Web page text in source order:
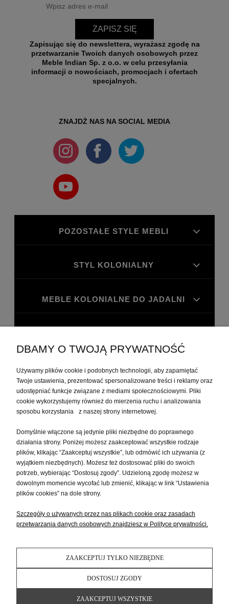
ZAPISZ SIĘ
Zapisując się do newslettera, wyrażasz zgodę na
przetwarzanie Twoich danych osobowych przez
Meble Indian Sp. z o.o. w celu przesyłania
informacji o nowościach, promocjach i ofertach
specjalnych.
ZNAJDŻ NAS NA SOCIAL MEDIA
POZOSTAŁE STYLE MEBLI
STYL KOLONIALNY
MEBLE KOLONIALNE DO JADALNI
MOJE KONTO
PŁATNOŚCI I DOSTAWA
INFORMACJE
O NAS
POKAŻ PEŁNĄ WERSJĘ STRONY
DBAMY O TWOJĄ PRYWATNOŚĆ
Używamy plików cookie i podobnych technologii, aby zapamiętać
Twoje ustawienia, prezentować spersonalizowane treści i reklamy oraz
udostępniać funkcje związane z mediami społecznościowymi. Pliki
cookie wykorzystujemy również do mierzenia ruchu i analizowania
sposobu korzystania z naszej strony internetowej.
Domyślnie włączone są jedynie pliki niezbędne do poprawnego
działania strony. Poniżej możesz zaakceptować wszystkie rodzaje
plików, klikając “Zaakceptuj wszystkie”, lub odmówić ich używania (z
wyjątkiem niezbędnych). Możesz też dostosować pliki do swoich
potrzeb, wybierając “Dostosuj zgody”. Udzieloną zgodę możesz w
dowolnym momencie wycofać lub zmienić, klikając w link “Ustawienia
plików cookies” na dole strony.
Szczegóły o używanych przez nas plikach cookie oraz zasadach
przetwarzania danych osobowych znajdziesz w Polityce prywatności.
ZAAKCEPTUJ TYLKO NIEZBĘDNE
DOSTOSUJ ZGODY
ZAAKCEPTUJ WSZYSTKIE